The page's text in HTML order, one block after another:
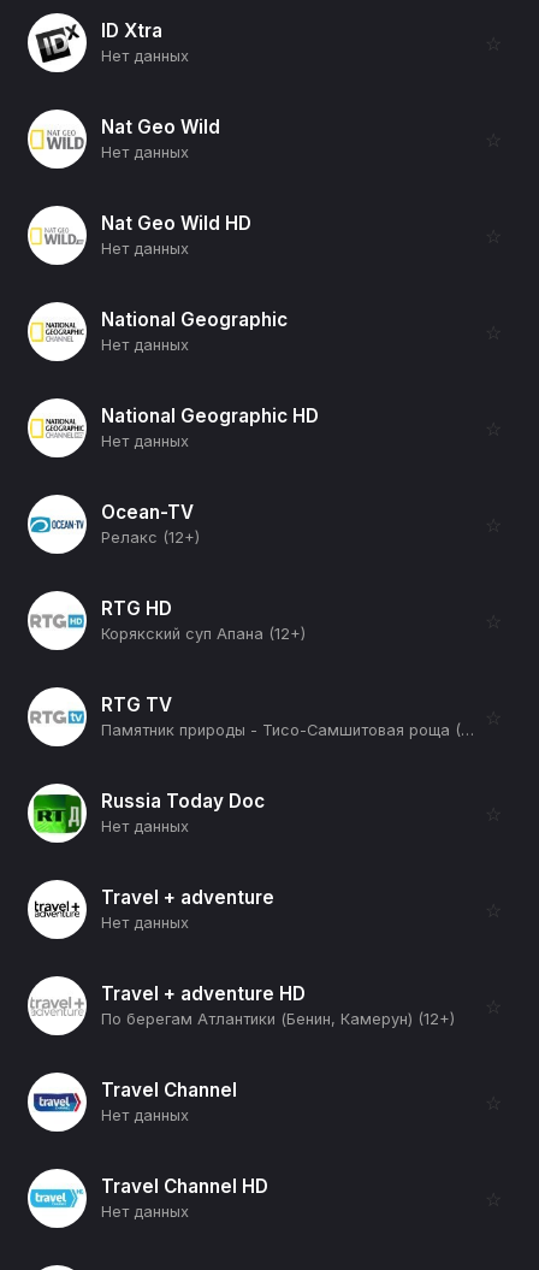
ID Xtra
Нет данных
☆
Nat Geo Wild
Нет данных
☆
Nat Geo Wild HD
Нет данных
☆
National Geographic
Нет данных
☆
National Geographic HD
Нет данных
☆
Ocean-TV
Релакс (12+)
☆
RTG HD
Корякский суп Апана (12+)
☆
RTG TV
Памятник природы - Тисо-Самшитовая роща (12+)
☆
Russia Today Doc
Нет данных
☆
Travel + adventure
Нет данных
☆
Travel + adventure HD
По берегам Атлантики (Бенин, Камерун) (12+)
☆
Travel Channel
Нет данных
☆
Travel Channel HD
Нет данных
☆